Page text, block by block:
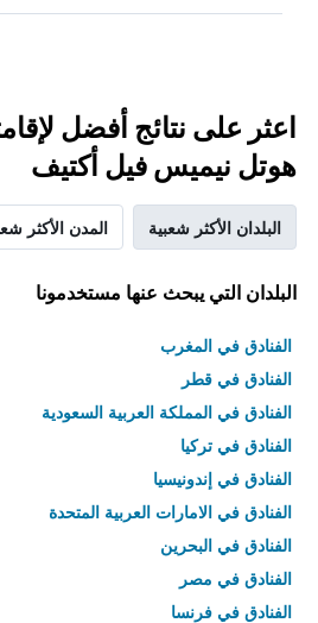
اعثر على نتائج أفضل
هوتل نيميس فيل أكتيف
البلدان الأكثر شعبية المدن الأكثر
البلدان التي يبحث عنها مستخدمونا
الفنادق في المغرب
الفنادق في قطر
الفنادق في المملكة العربية السعودية
الفنادق في تركيا
الفنادق في إندونيسيا
الفنادق في الامارات العربية المتحدة
الفنادق في البحرين
الفنادق في مصر
الفنادق في فرنسا